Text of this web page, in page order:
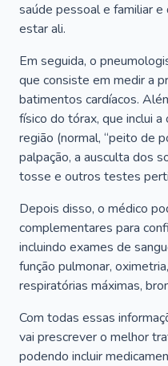
saúde pessoal e familiar
estar ali.
Em seguida, o
que consiste em medir a
batimentos cardíacos.
físico do tórax, que inclui
região (normal, “peito de
palpação, a ausculta dos
tosse e outros testes
Depois disso, o médico
complementares para
incluindo exames de
função pulmonar,
respiratórias máximas,
Com todas essas
vai prescrever o melhor
podendo incluir